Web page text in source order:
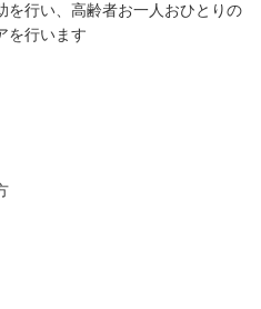
を行い、高齢者お一人おひとりの
を行います